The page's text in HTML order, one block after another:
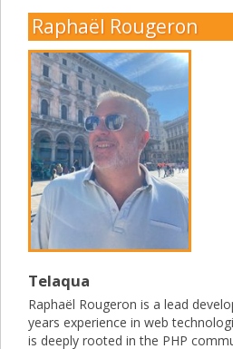
Raphaël Rougeron
Telaqua
Raphaël Rougeron is a lead
years experience in web
is deeply rooted in the PHP